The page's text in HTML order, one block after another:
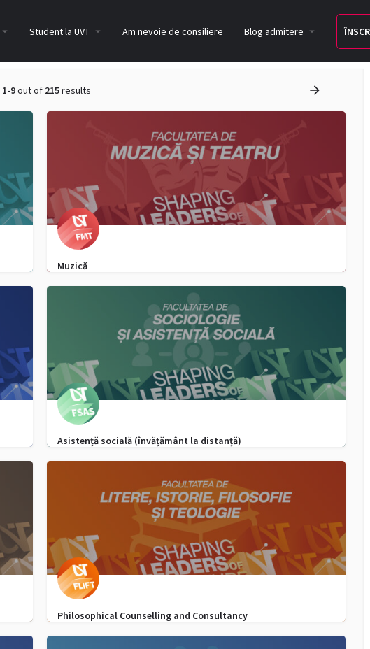
Student la UVT Am nevoie de consiliere Blog admitere
1-9out of 215results
Muzică
0256 592 651 admitere.fmt@e-uvt.ro
Asistență socială (învățământ la distanță)
0256592720, WhatsApp - 0747355916 admitere.fsas@e-uvt.ro
Philosophical Counselling and Consultancy
0040752958097 admitere.lift@e-uvt.ro